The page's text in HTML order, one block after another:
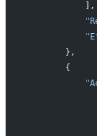
            ],
        },
        {